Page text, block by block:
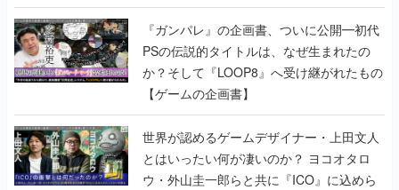
書】
『ガンパレ』の企画書、ついに公開━初代
PSの伝説的タイトルは、なぜ生まれたの
か？そして『LOOP8』へ受け継がれたもの
【ゲームの企画書】
世界が認めるゲームデザイナー・上田文人
とはいったい何が凄いのか？ ヨコオタロ
ウ・外山圭一郎らと共に『ICO』に込めら